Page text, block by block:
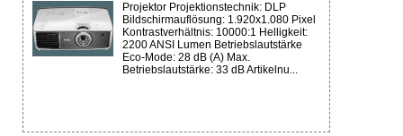
Projektor Projektionstechnik: DLP
Bildschirmauflösung: 1.920x1.080 Pixel
Kontrastverhältnis: 10000:1 Helligkeit:
2200 ANSI Lumen Betriebslautstärke
Eco-Mode: 28 dB (A) Max.
Betriebslautstärke: 33 dB Artikelnu...